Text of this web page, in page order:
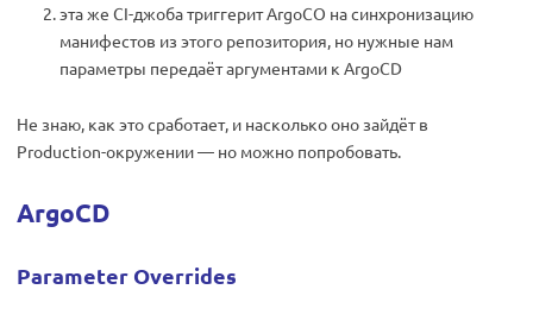
эта же CI-джоба триггерит ArgoCO на синхронизацию
манифестов из этого репозитория, но нужные нам
параметры передаёт аргументами к ArgoCD
Не знаю, как это сработает, и насколько оно зайдёт в
Production-окружении — но можно попробовать.
ArgoCD
Parameter Overrides